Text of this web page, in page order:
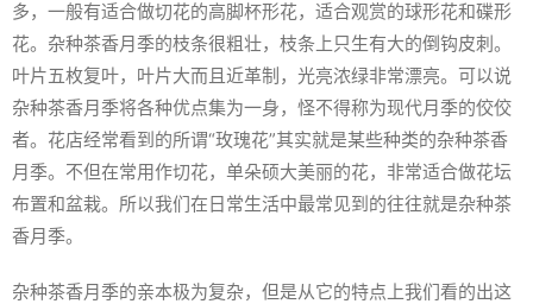
多，一般有适合做切花的高脚杯形花，适合观赏的球形花和碟形
花。杂种茶香月季的枝条很粗壮，枝条上只生有大的倒钩皮刺。
叶片五枚复叶，叶片大而且近革制，光亮浓绿非常漂亮。可以说
杂种茶香月季将各种优点集为一身，怪不得称为现代月季的佼佼
者。花店经常看到的所谓“玫瑰花”其实就是某些种类的杂种茶香
月季。不但在常用作切花，单朵硕大美丽的花，非常适合做花坛
布置和盆栽。所以我们在日常生活中最常见到的往往就是杂种茶
香月季。
杂种茶香月季的亲本极为复杂，但是从它的特点上我们看的出这